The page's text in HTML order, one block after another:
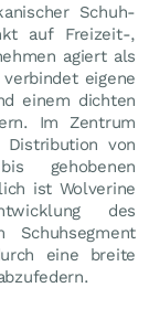
Schuh-
auf Freizeit-,
agiert als
eigene
einem dichten
Im Zentrum
von
gehobenen
ist Wolverine
des
eine breite